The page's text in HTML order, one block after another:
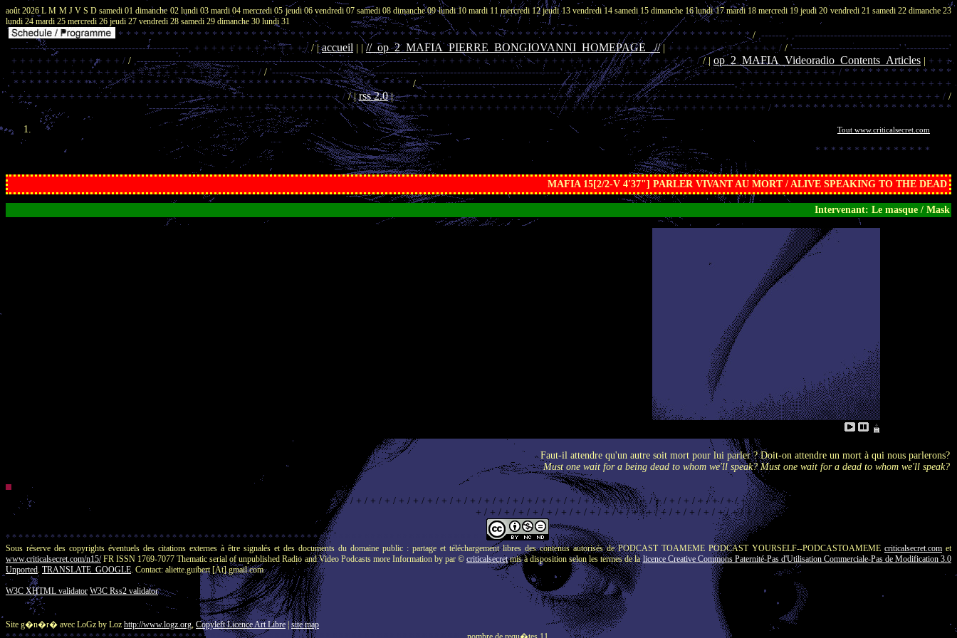
août 2026L M M J V S Dsamedi 01dimanche 02 lundi 03 mardi 04mercredi 05jeudi 06 vendredi 07samedi 08dimanche 09lundi 10 mardi 11mercredi 12jeudi 13 vendredi 14 samedi 15dimanche 16lundi 17mardi 18 mercredi 19jeudi 20 vendredi 21 samedi 22dimanche 23
lundi 24 mardi 25 mercredi 26 jeudi 27 vendredi 28 samedi 29 dimanche 30 lundi 31
* * * * * * * * * * * * * * * * * * * * * * * * * * * * * * * * * * * * * * * * * * * * * * * * * * * * * * * * * * * * * * * * * * * * * * * * * * * * * * * * * / ,-------, ,--------------------------------------------
--------------------------------------------------, + + + + + + + + + + + + + / / |accueil //_op_2_MAFIA_PIERRE_BONGIOVANNI_HOMEPAGE_ //| + + + + + + + + + + + + + / / '------------------------------' '------------'
+ + + + + + + + + + + + + / / ,-------------------------------------------------------------------------------,+ + + + + + + + + + + + + + + + + + + + + + + + + + + + + + + + // |op_2_MAFIA_Videoradio_Contents_Articles
+ + +
+ + + + + + + + + + + + + + + + + + + + + + + + + + + + + / / '---------------------------------------------------------------------------------'+ + + + + + + + + + + + + + + + + + + + + + + + + + + + + + + + / * * * * * * * * * * * * * *
* * * * * * * * * * * * * * * * * * * * * * * * * * * * * * * * * * * * * * * * * * * * * * * * * * * / ,----------------------------------------------------------------------------------------, + + + + + + + + + + + + + + + + + + + + + + + + +
+ + + + + + + + + + + + + + + + + + + + + + + + + + + + + + + + + + + + + + + // |rss 2.0|+ + + + + + + + + + + + + + + + + + + + + + + + + + + + + + + + + + + + + + + + + + + + + + + + + + + + + + + + + + + + + + + + / /
'-------------------'+ + + + + + + + + + + + + + + + + + + + + + + + + + + + + + + + + + + + + + + + + + + + + + + + + + + + + + + + + + + + + + + + / * * * * * * * * * * * * * * * * * * * * * * *
Tout www.criticalsecret.com
* * * * * * * * * * * * * * *
MAFIA 15[2/2-V 4'37"] PARLER VIVANT AU MORT / ALIVE SPEAKING TO THE DEAD
Intervenant: Le masque / Mask
Faut-il attendre qu'un autre soit mort pour lui parler ? Doit-on attendre un mort à qui nous parlerons?
Must one wait for a being dead to whom we'll speak? Must one wait for a dead to whom we'll speak?
/ + / + / + / + / + / + / + / + / + / + / + / + / + / + / + / + / + / + / + / + / + / + / + / + / + / + / + / + / + / + / + / + / + / + / + / + / + / + / + / + / + / + / + / + / + / + / + / + / + / + / + / + / + / + / + / + / + / + / + / + / + / + / + / + / + / + /
+ / + / + / + / + / + / + / + / + / + / + / + / + / + / + / + / + / + / + / + / + / + / + / + / + / + / + / + / + / + / + / + / + / +
* * * * * * * * * * * * * * * * * * * * * * * * * * * * * * * * * * * * * * * * * * * * * * * * * * * * * * * * * * * * * * * * * * * * * * * * * * *
Sous réserve des copyrights éventuels des citations externes à être signalés et des documents du domaine public : partage et téléchargement libres des contenus autorisés de PODCAST TOAMEME PODCAST YOURSELF--PODCASTOAMEME criticalsecret.com et
www.criticalsecret.com/n15/FR ISSN 1769-7077 Thematic serial of unpublished Radio and Video Podcasts more Informationby par ©criticalsecretmis à disposition selon les termes de lalicence Creative Commons Paternité-Pas d'Utilisation Commerciale-Pas de Modification 3.0
Unported TRANSLATE_GOOGLE . Contact: aliette.guibert [At] gmail.com
W3C XHTML validator W3C Rss2 validator
Site g�n�r� avec LoGz by Loz http://www.logz.org Copyleft Licence Art Libre| site map